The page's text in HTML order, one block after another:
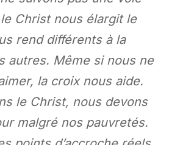
Christ nous élargit le
rend différents à la
autres. Même si nous ne
la croix nous aide.
le Christ, nous devons
malgré nos pauvretés.